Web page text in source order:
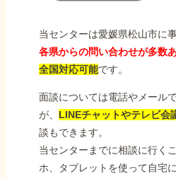
当センターは愛媛県松山市に
各県からの問い合わせが多数あ
全国対応可能です。
面談については電話やメール
が、 LINEチャットやテレビ会
談もできます。
当センターまでに相談に行く
ホ、タブレットを使って自宅